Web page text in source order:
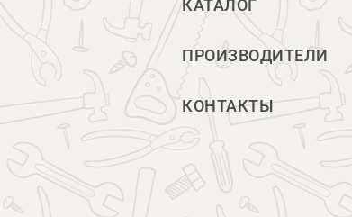
КАТАЛОГ
ПРОИЗВОДИТЕЛИ
КОНТАКТЫ